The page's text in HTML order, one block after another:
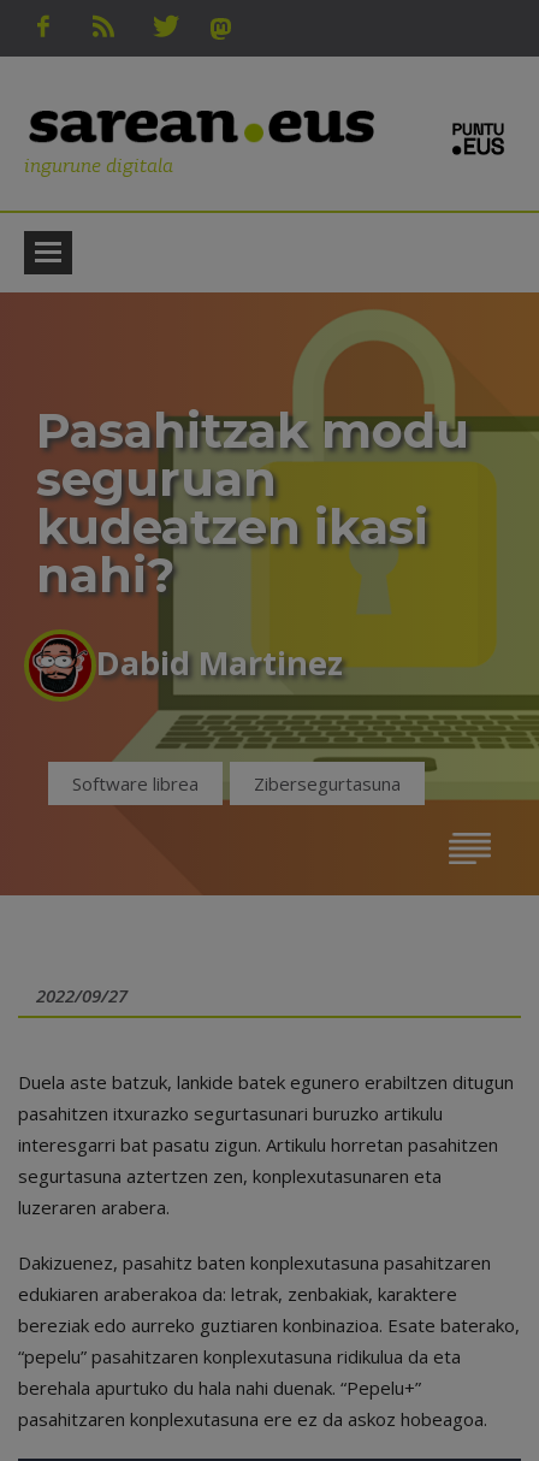
ingurune digitala
Pasahitzak modu
seguruan
kudeatzen ikasi
nahi?
Dabid Martinez
Software librea Zibersegurtasuna
2022/09/27
Duela aste batzuk, lankide batek egunero erabiltzen ditugun
pasahitzen itxurazko segurtasunari buruzko artikulu
interesgarri bat pasatu zigun. Artikulu horretan pasahitzen
segurtasuna aztertzen zen, konplexutasunaren eta
luzeraren arabera.
Dakizuenez, pasahitz baten konplexutasuna pasahitzaren
edukiaren araberakoa da: letrak, zenbakiak, karaktere
bereziak edo aurreko guztiaren konbinazioa. Esate baterako,
“pepelu” pasahitzaren konplexutasuna ridikulua da eta
berehala apurtuko du hala nahi duenak. “Pepelu+”
pasahitzaren konplexutasuna ere ez da askoz hobeagoa.